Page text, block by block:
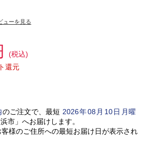
ューを見る
(税込)
還元
のご注文で、最短 2026年08 月 10日月曜
市」 へお届けします。
様のご住所への最短お届け日が表示され